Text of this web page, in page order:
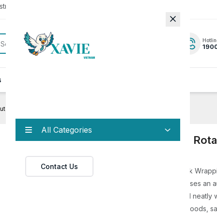
to update to the latest version.
All Categories
Contact Us
Vertical Rotary Shrink Wrapping Machine
Intelligent Automatic Vertical
The Intelligent Automatic Vertical Rotary Shrink
Machine is a modern packaging device that uses an
vertical rotary system to evenly, securely, and neatly
shrink film around products, helping protect goods,